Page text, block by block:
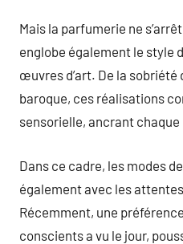
Mais la parfumerie ne
englobe également le style
œuvres d’art. De la sobriété
baroque, ces réalisations
sensorielle, ancrant
Dans ce cadre, les modes
également avec les
Récemment, une
conscients a vu le jour,